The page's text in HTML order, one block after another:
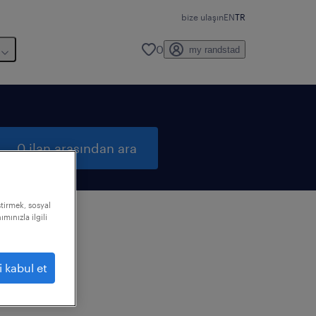
bize ulaşınENTR
0 my randstad
0 ilan arasından ara
sosyal
ilgili
kabul et